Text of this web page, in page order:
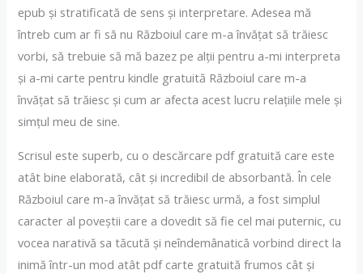
epub și stratificată de sens și interpretare. Adesea mă
întreb cum ar fi să nu Războiul care m-a învățat să trăiesc
vorbi, să trebuie să mă bazez pe alții pentru a-mi interpreta
și a-mi carte pentru kindle gratuită Războiul care m-a
învățat să trăiesc și cum ar afecta acest lucru relațiile mele și
simțul meu de sine.
Scrisul este superb, cu o descărcare pdf gratuită care este
atât bine elaborată, cât și incredibil de absorbantă. În cele
Războiul care m-a învățat să trăiesc urmă, a fost simplul
caracter al poveștii care a dovedit să fie cel mai puternic, cu
vocea narativă sa tăcută și neîndemânatică vorbind direct la
inimă într-un mod atât pdf carte gratuită frumos cât și